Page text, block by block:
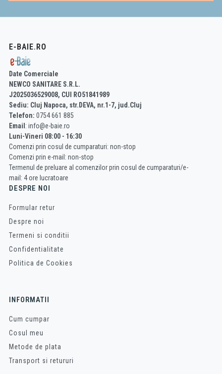
E-BAIE.RO
Date Comerciale
NEWCO SANITARE S.R.L.
J2025036529008, CUI RO51841989
Sediu: Cluj Napoca, str.DEVA, nr.1-7, jud.Cluj
Telefon: 0754 661 885
Email : info@e-baie.ro
Luni-Vineri 08:00 - 16:30
Comenzi prin cosul de cumparaturi: non-stop
Comenzi prin e-mail: non-stop
Termenul de preluare al comenzilor prin cosul de cumparaturi/e-
mail: 4 ore lucratoare
DESPRE NOI
Formular retur
Despre noi
Termeni si conditii
Confidentialitate
Politica de Cookies
INFORMATII
Cum cumpar
Cosul meu
Metode de plata
Transport si retururi